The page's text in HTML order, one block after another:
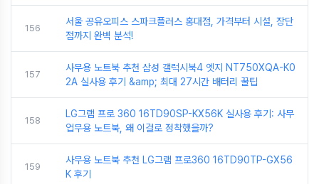
156
서울 공유오피스 스파크플러스 홍대점, 가격부터 시설, 장단
점까지 완벽 분석!
157
사무용 노트북 추천 삼성 갤럭시북4 엣지 NT750XQA-K0
2A 실사용 후기 &amp; 최대 27시간 배터리 꿀팁
158
LG그램 프로 360 16TD90SP-KX56K 실사용 후기: 사무
업무용 노트북, 왜 이걸로 정착했을까?
159
사무용 노트북 추천 LG그램 프로360 16TD90TP-GX56
K 후기